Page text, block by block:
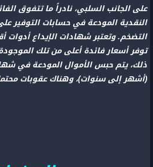
على الجانب السلبي، نادراً ما تتفوق
النقدية المودعة في حسابات التوفير
التضخم. وتعتبر شهادات الإيداع أدوات
توفر أسعار فائدة أعلى من تلك
ذلك، يتم حبس الأموال المودعة في
(أشهر إلى سنوات)، وهناك عقوبات